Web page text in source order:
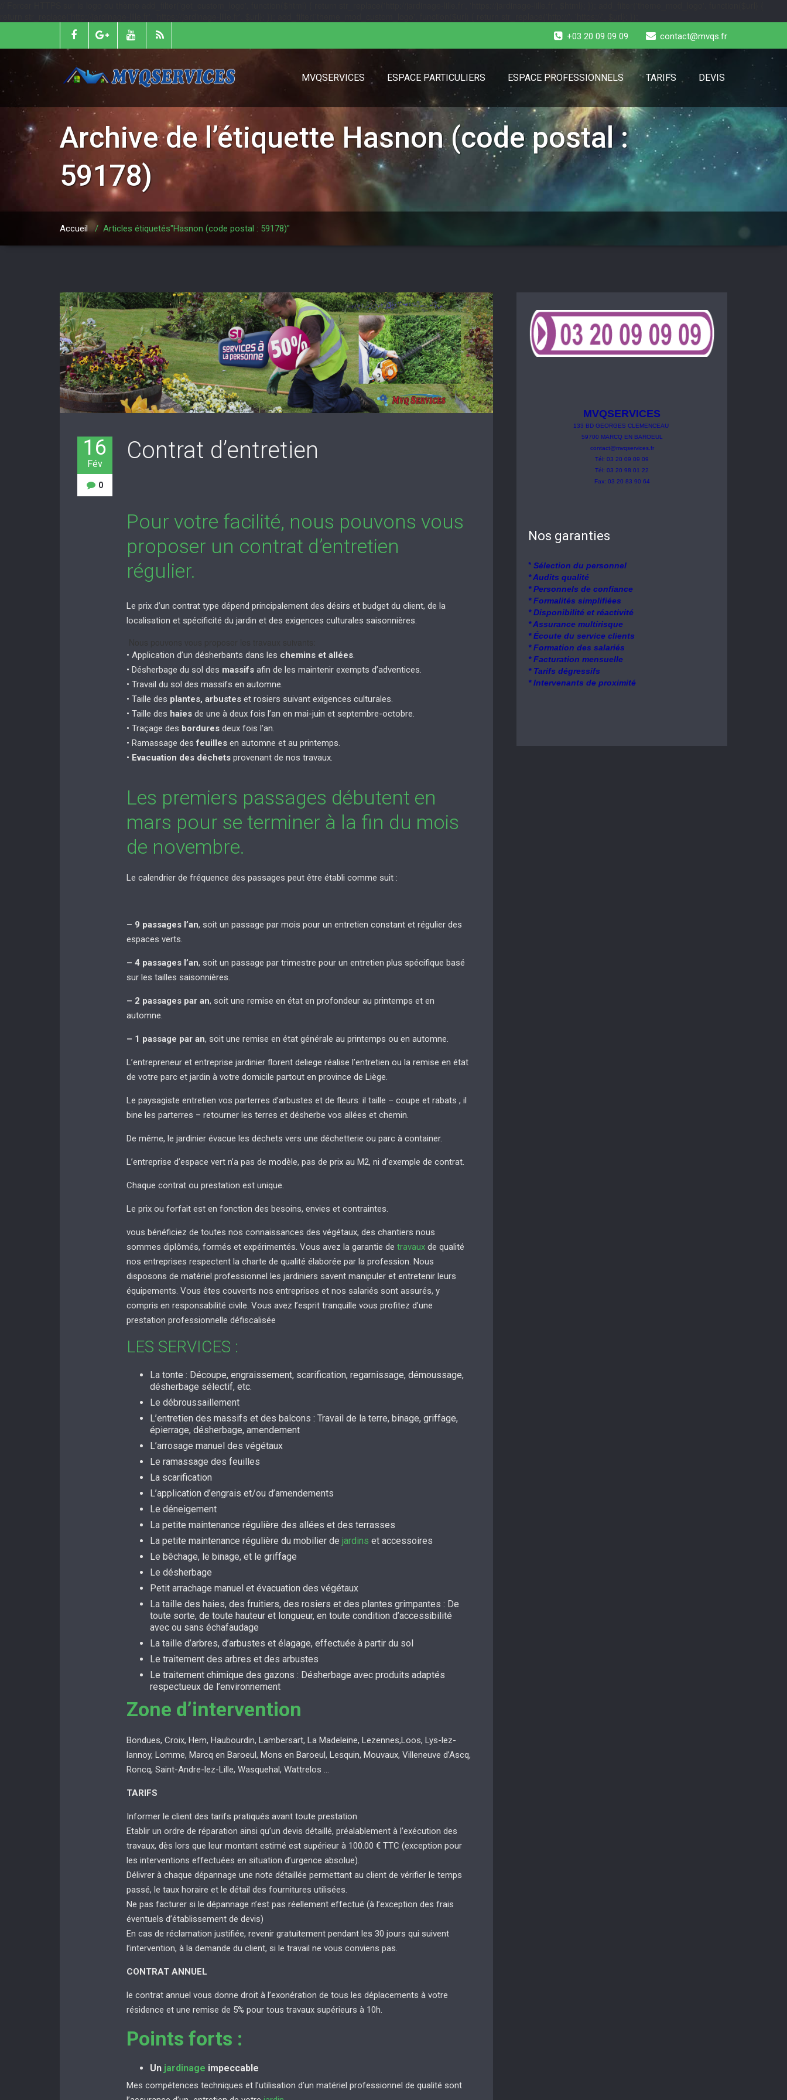
+03 20 09 09 09 contact@mvqs.fr
MVQSERVICES ESPACE PARTICULIERS ESPACE PROFESSIONNELS TARIFS DEVIS
Archive de l’étiquette Hasnon (code postal :
59178)
Accueil/ Articles étiquetés"Hasnon (code postal : 59178)"
16
Fév
0
Contrat d’entretien
Pour votre facilité, nous pouvons vous
proposer un contrat d’entretien
régulier.
Le prix d’un contrat type dépend principalement des désirs et budget du client, de la
localisation et spécificité du jardin et des exigences culturales saisonnières.
• Application d’un désherbants dans les chemins et allées.
• Désherbage du sol des massifsafin de les maintenir exempts d’adventices.
• Travail du sol des massifs en automne.
• Taille des plantes, arbusteset rosiers suivant exigences culturales.
• Taille des haiesde une à deux fois l’an en mai-juin et septembre-octobre.
• Traçage des borduresdeux fois l’an.
• Ramassage desfeuillesen automne et au printemps.
• Evacuation des déchetsprovenant de nos travaux.
Les premiers passages débutent en
mars pour se terminer à la fin du mois
de novembre.
Le calendrier de fréquence des passages peut être établi comme suit :
– 9 passages l’an, soit un passage par mois pour un entretien constant et régulier des
espaces verts.
– 4 passages l’an, soit un passage par trimestre pour un entretien plus spécifique basé
sur les tailles saisonnières.
– 2 passages par an, soit une remise en état en profondeur au printemps et en
automne.
– 1 passage par an, soit une remise en état générale au printemps ou en automne.
L’entrepreneur et entreprise jardinier florent deliege réalise l’entretien ou la remise en état
de votre parc et jardin à votre domicile partout en province de Liège.
Le paysagiste entretien vos parterres d’arbustes et de fleurs: il taille – coupe et rabats , il
bine les parterres – retourner les terres et désherbe vos allées et chemin.
De même, le jardinier évacue les déchets vers une déchetterie ou parc à container.
L’entreprise d’espace vert n’a pas de modèle, pas de prix au M2, ni d’exemple de contrat.
Chaque contrat ou prestation est unique.
Le prix ou forfait est en fonction des besoins, envies et contraintes.
vous bénéficiez de toutes nos connaissances des végétaux, des chantiers nous
sommes diplômés, formés et expérimentés. Vous avez la garantie de travauxde qualité
nos entreprises respectent la charte de qualité élaborée par la profession. Nous
disposons de matériel professionnel les jardiniers savent manipuler et entretenir leurs
équipements. Vous êtes couverts nos entreprises et nos salariés sont assurés, y
compris en responsabilité civile. Vous avez l’esprit tranquille vous profitez d’une
prestation professionnelle défiscalisée
LES SERVICES :
La tonte : Découpe, engraissement, scarification, regarnissage, démoussage,
désherbage sélectif, etc.
Le débroussaillement
L’entretien des massifs et des balcons : Travail de la terre, binage, griffage,
épierrage, désherbage, amendement
L’arrosage manuel des végétaux
Le ramassage des feuilles
La scarification
L’application d’engrais et/ou d’amendements
Le déneigement
La petite maintenance régulière des allées et des terrasses
La petite maintenance régulière du mobilier de jardins et accessoires
Le bêchage, le binage, et le griffage
Le désherbage
Petit arrachage manuel et évacuation des végétaux
La taille des haies, des fruitiers, des rosiers et des plantes grimpantes : De
toute sorte, de toute hauteur et longueur, en toute condition d’accessibilité
avec ou sans échafaudage
La taille d’arbres, d’arbustes et élagage, effectuée à partir du sol
Le traitement des arbres et des arbustes
Le traitement chimique des gazons : Désherbage avec produits adaptés
respectueux de l’environnement
Zone d’intervention
Bondues, Croix, Hem, Haubourdin, Lambersart, La Madeleine, Lezennes,Loos, Lys-lez-
lannoy, Lomme, Marcq en Baroeul, Mons en Baroeul, Lesquin, Mouvaux, Villeneuve d’Ascq,
Roncq, Saint-Andre-lez-Lille, Wasquehal, Wattrelos …
TARIFS
Informer le client des tarifs pratiqués avant toute prestation
Etablir un ordre de réparation ainsi qu’un devis détaillé, préalablement à l’exécution des
travaux, dès lors que leur montant estimé est supérieur à 100.00 € TTC (exception pour
les interventions effectuées en situation d’urgence absolue).
Délivrer à chaque dépannage une note détaillée permettant au client de vérifier le temps
passé, le taux horaire et le détail des fournitures utilisées.
Ne pas facturer si le dépannage n’est pas réellement effectué (à l’exception des frais
éventuels d’établissement de devis)
En cas de réclamation justifiée, revenir gratuitement pendant les 30 jours qui suivent
l’intervention, à la demande du client, si le travail ne vous conviens pas.
CONTRAT ANNUEL
le contrat annuel vous donne droit à l’exonération de tous les déplacements à votre
résidence et une remise de 5% pour tous travaux supérieurs à 10h.
Points forts :
Un jardinage impeccable
Mes compétences techniques et l’utilisation d’un matériel professionnel de qualité sont
MVQSERVICES
133 BD GEORGES CLEMENCEAU
59700 MARCQ EN BAROEUL
contact@mvqservices.fr
Tél: 03 20 09 09 09
Tél: 03 20 98 01 22
Fax: 03 20 83 90 64
Nos garanties
* Sélection du personnel
* Audits qualité
* Personnels de confiance
* Formalités simplifiées
* Disponibilité et réactivité
* Assurance multirisque
* Écoute du service clients
* Formation des salariés
* Facturation mensuelle
* Tarifs dégressifs
* Intervenants de proximité